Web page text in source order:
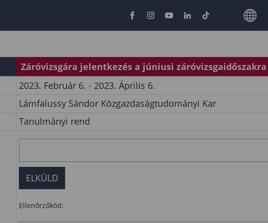
Záróvizsgára jelentkezés a júniusi záróvizsgaidőszakra
2023. Február 6. - 2023. Április 6.
Lámfalussy Sándor Közgazdaságtudományi Kar
Tanulmányi rend
Ellenőrzőkód: